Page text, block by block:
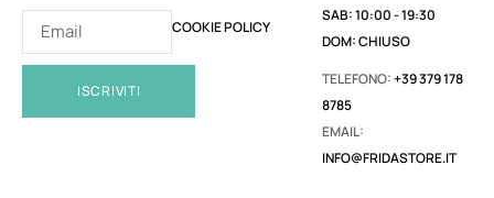
ISCRIVITI
COOKIE POLICY
SAB: 10:00 - 19:30
DOM: CHIUSO
TELEFONO:+39 379 178
8785
EMAIL:
INFO@FRIDASTORE.IT